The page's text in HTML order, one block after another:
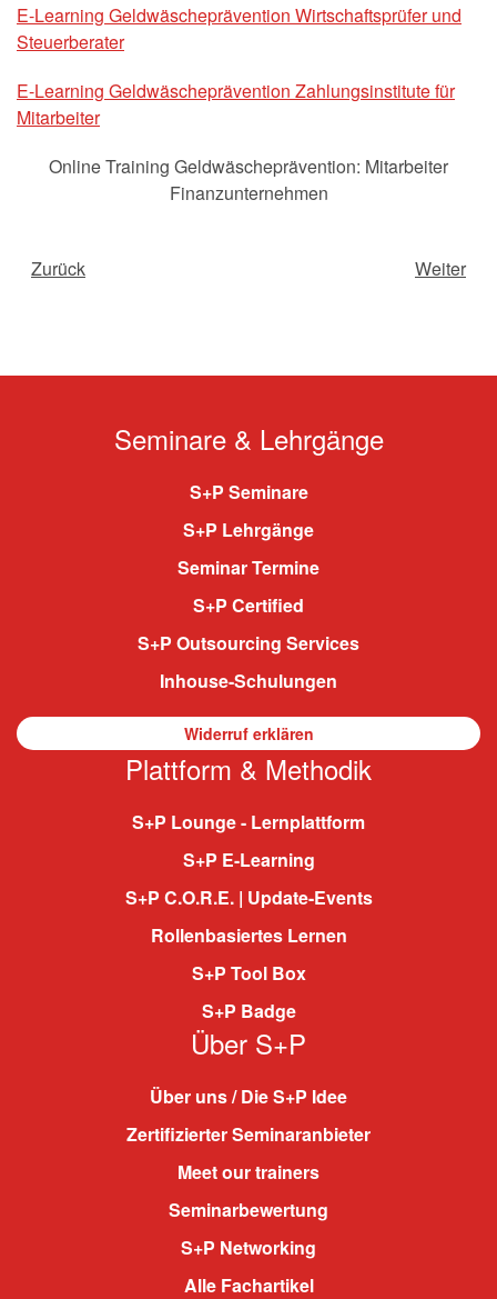
E-Learning Geldwäscheprävention Wirtschaftsprüfer und
Steuerberater
E-Learning Geldwäscheprävention Zahlungsinstitute für
Mitarbeiter
Online Training Geldwäscheprävention: Mitarbeiter
Finanzunternehmen
Zurück Weiter
Seminare & Lehrgänge
S+P Seminare
S+P Lehrgänge
Seminar Termine
S+P Certified
S+P Outsourcing Services
Inhouse-Schulungen
Widerruf erklären
Plattform & Methodik
S+P Lounge - Lernplattform
S+P E-Learning
S+P C.O.R.E. | Update-Events
Rollenbasiertes Lernen
S+P Tool Box
S+P Badge
Über S+P
Über uns / Die S+P Idee
Zertifizierter Seminaranbieter
Meet our trainers
Seminarbewertung
S+P Networking
Alle Fachartikel